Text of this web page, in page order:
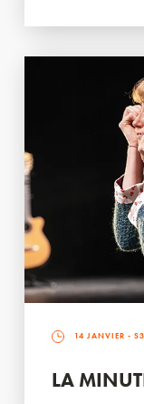
14 JANVIER -
LA